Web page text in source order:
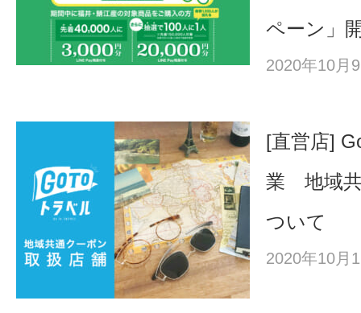
ペーン」
2020年10月
[直営店]
業 地域
ついて
2020年10月